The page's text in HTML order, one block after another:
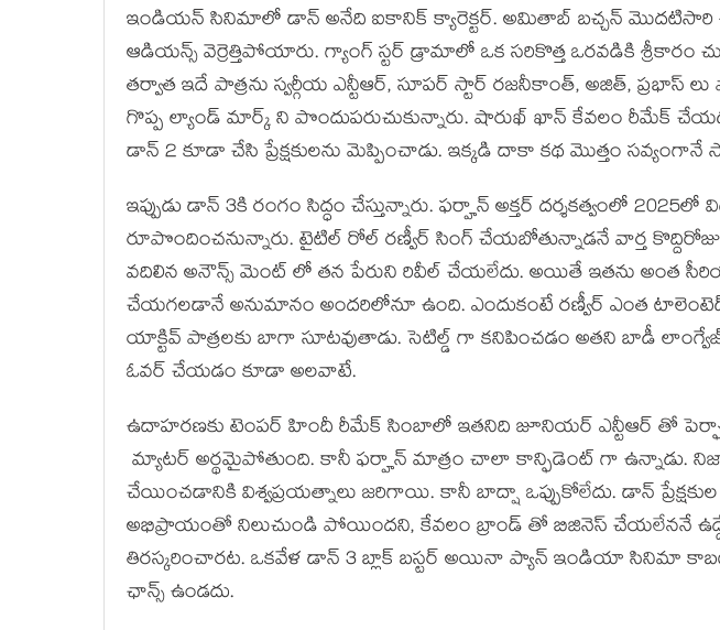
ఇండియన్ సినిమాలో డాన్ అనేది ఐకానిక్ క్యారెక్టర్. అమితాబ్ బచ్చన్ మొదటిసారి ఈ
ఆడియన్స్ వెర్రెత్తిపోయారు. గ్యాంగ్ స్టర్ డ్రామాలో ఒక సరికొత్త ఒరవడికి శ్రీకారం
తర్వాత ఇదే పాత్రను స్వర్గీయ ఎన్టీఆర్, సూపర్ స్టార్ రజనీకాంత్, అజిత్, ప్రభాస్
గొప్ప ల్యాండ్ మార్క్ ని పొందుపరుచుకున్నారు. షారుఖ్ ఖాన్ కేవలం రీమేక్
డాన్ 2 కూడా చేసి ప్రేక్షకులను మెప్పించాడు. ఇక్కడి దాకా కథ మొత్తం సవ్యంగానే
ఇప్పుడు డాన్ 3కి రంగం సిద్ధం చేస్తున్నారు. ఫర్హాన్ అక్తర్ దర్శకత్వంలో
రూపొందించనున్నారు. టైటిల్ రోల్ రణ్వీర్ సింగ్ చేయబోతున్నాడనే వార్త
వదిలిన అనౌన్స్ మెంట్ లో తన పేరుని రివీల్ చేయలేదు. అయితే ఇతను అంత
చేయగలడానే అనుమానం అందరిలోనూ ఉంది. ఎందుకంటే రణ్వీర్ ఎంత
యాక్టివ్ పాత్రలకు బాగా సూటవుతాడు. సెటిల్డ్ గా కనిపించడం అతని బాడీ
ఓవర్ చేయడం కూడా అలవాటే.
ఉదాహరణకు టెంపర్ హిందీ రీమేక్ సింబాలో ఇతనిది జూనియర్ ఎన్టీఆర్ తో
మ్యాటర్ అర్థమైపోతుంది. కానీ ఫర్హాన్ మాత్రం చాలా కాన్ఫిడెంట్ గా ఉన్నాడు.
చేయించడానికి విశ్వప్రయత్నాలు జరిగాయి. కానీ బాద్షా ఒప్పుకోలేదు. డాన్
అభిప్రాయంతో నిలుచుండి పోయిందని, కేవలం బ్రాండ్ తో బిజినెస్ చేయలేననే
తిరస్కరించారట. ఒకవేళ డాన్ 3 బ్లాక్ బస్టర్ అయినా ప్యాన్ ఇండియా సినిమా
ఛాన్స్ ఉండదు.